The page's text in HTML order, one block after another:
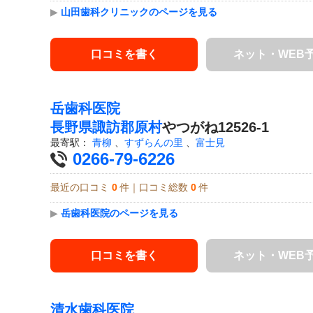
▶ 山田歯科クリニックのページを見る
口コミを書く ネット・WEB
岳歯科医院
長野県諏訪郡原村やつがね12526-1
最寄駅： 青柳 すずらんの里 富士見
0266-79-6226
最近の口コミ 0 件｜口コミ総数 0 件
▶ 岳歯科医院のページを見る
口コミを書く ネット・WEB
清水歯科医院